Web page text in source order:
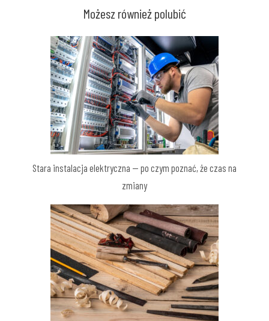
Możesz również polubić
Stara instalacja elektryczna — po czym poznać, że czas na
zmiany